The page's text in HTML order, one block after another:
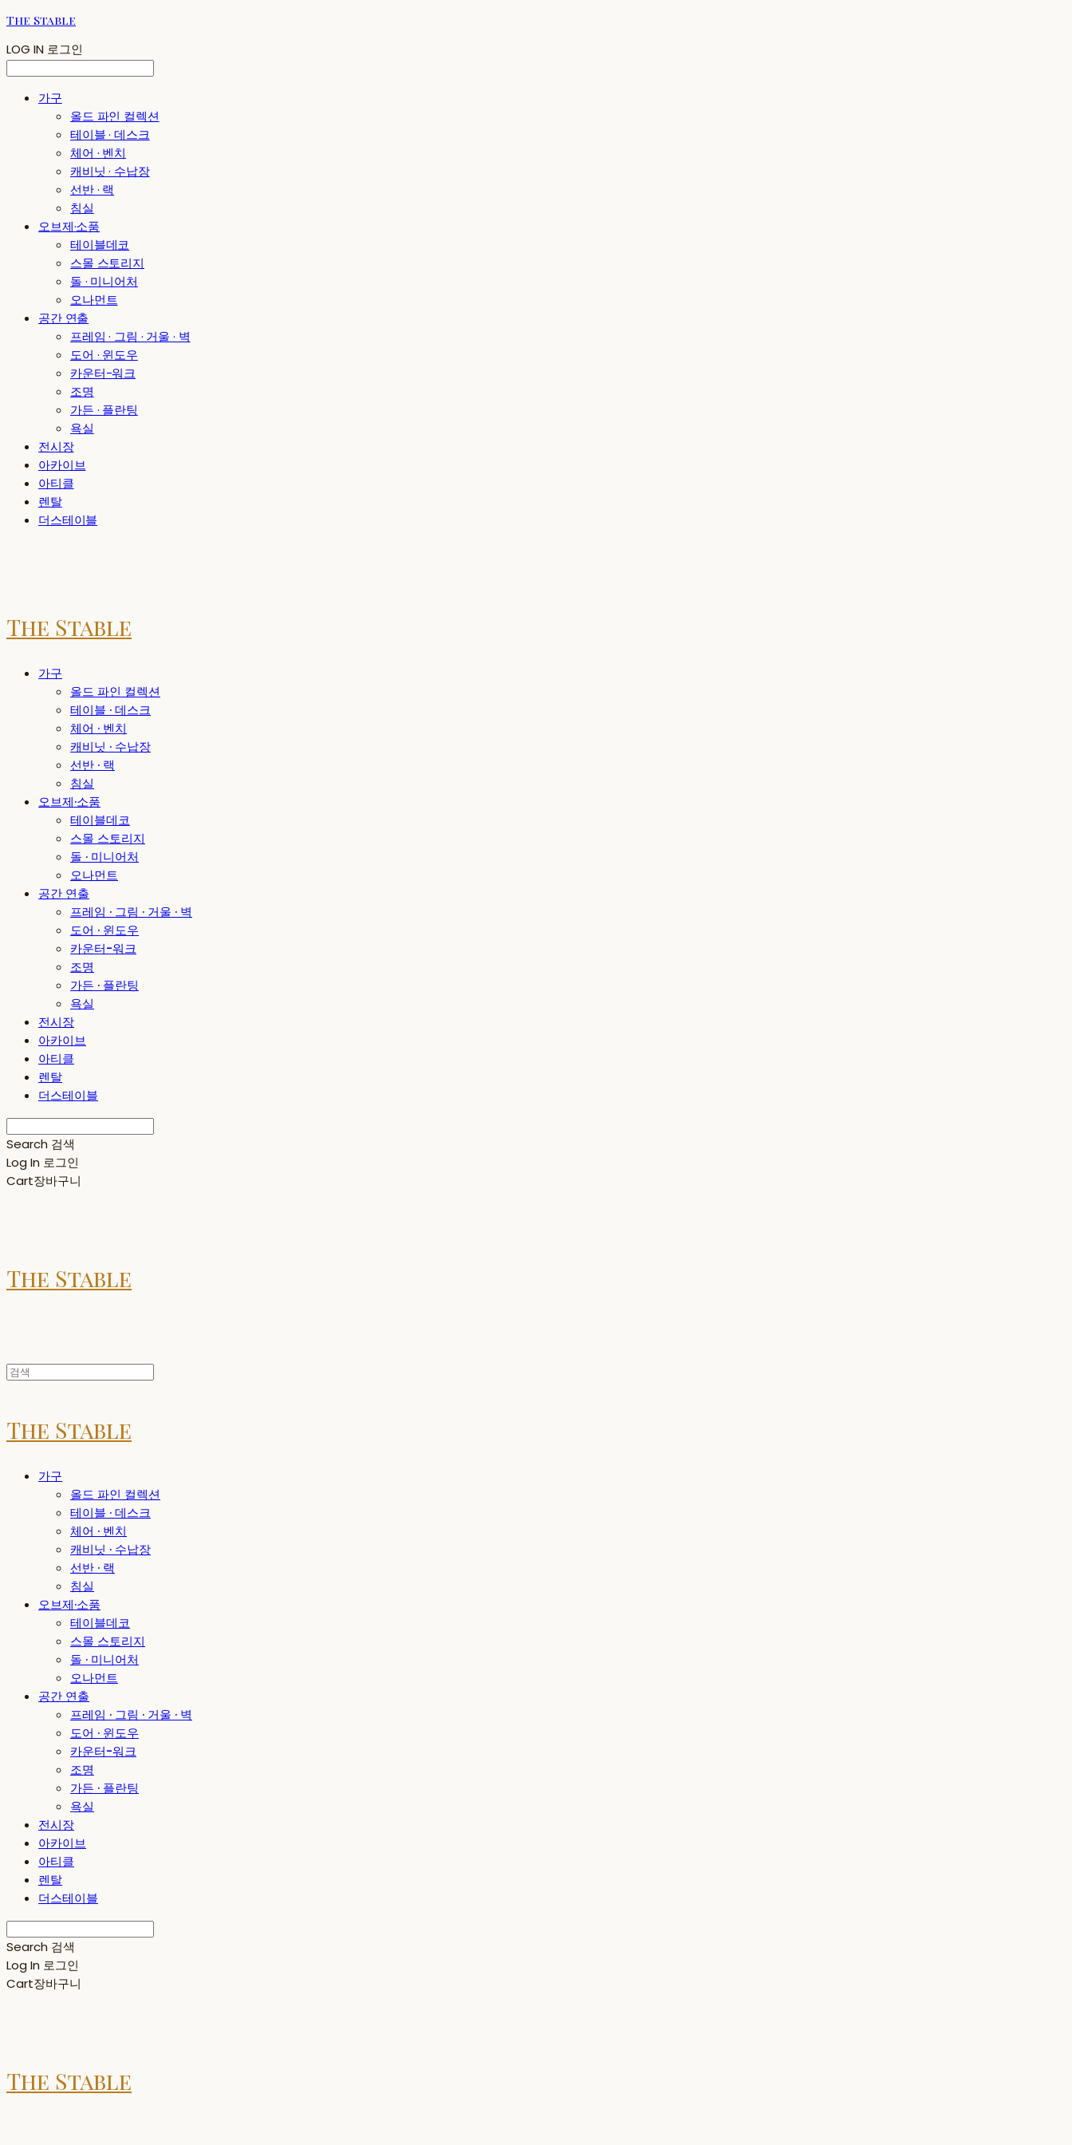
The Stable
LOG IN 로그인
가구
올드 파인 컬렉션
테이블 · 데스크
체어 · 벤치
캐비닛 · 수납장
선반 · 랙
침실
오브제·소품
테이블데코
스몰 스토리지
돌 · 미니어처
오나먼트
공간 연출
프레임 · 그림 · 거울 · 벽
도어 · 윈도우
카운터-워크
조명
가든 · 플란팅
욕실
전시장
아카이브
아티클
렌탈
더스테이블
The Stable
가구
올드 파인 컬렉션
테이블 · 데스크
체어 · 벤치
캐비닛 · 수납장
선반 · 랙
침실
오브제·소품
테이블데코
스몰 스토리지
돌 · 미니어처
오나먼트
공간 연출
프레임 · 그림 · 거울 · 벽
도어 · 윈도우
카운터-워크
조명
가든 · 플란팅
욕실
전시장
아카이브
아티클
렌탈
더스테이블
Search 검색
Log In 로그인
Cart장바구니
The Stable
The Stable
가구
올드 파인 컬렉션
테이블 · 데스크
체어 · 벤치
캐비닛 · 수납장
선반 · 랙
침실
오브제·소품
테이블데코
스몰 스토리지
돌 · 미니어처
오나먼트
공간 연출
프레임 · 그림 · 거울 · 벽
도어 · 윈도우
카운터-워크
조명
가든 · 플란팅
욕실
전시장
아카이브
아티클
렌탈
더스테이블
Search 검색
Log In 로그인
Cart장바구니
The Stable